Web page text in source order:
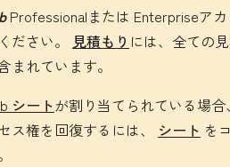
Professional または Enterpriseア
ださい。 見積もり には、全ての
まれています。
シートが割り当てられている場
ス権を回復するには、 シート を